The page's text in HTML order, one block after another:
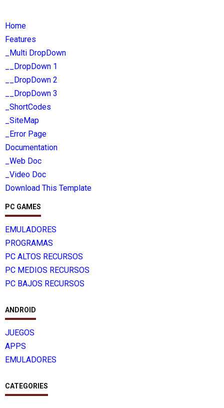
Home
Features
_Multi DropDown
__DropDown 1
__DropDown 2
__DropDown 3
_ShortCodes
_SiteMap
_Error Page
Documentation
_Web Doc
_Video Doc
Download This Template
PC GAMES
EMULADORES
PROGRAMAS
PC ALTOS RECURSOS
PC MEDIOS RECURSOS
PC BAJOS RECURSOS
ANDROID
JUEGOS
APPS
EMULADORES
CATEGORIES